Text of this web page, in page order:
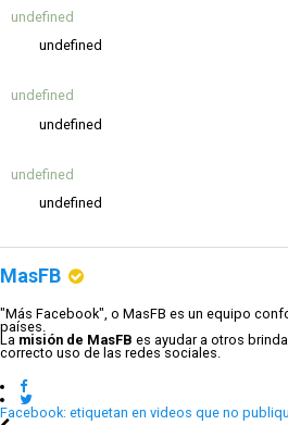
undefined
undefined
undefined
undefined
undefined
undefined
MasFB
"Más Facebook", o MasFB es un equipo
países.
La misión de MasFB es ayudar a otros
correcto uso de las redes sociales.
Facebook: etiquetan en videos que no